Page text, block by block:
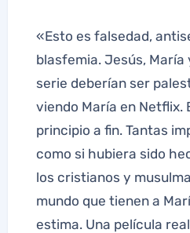
«Esto es falsedad,
blasfemia. Jesús, María
serie deberían ser
viendo María en Netflix.
principio a fin. Tantas
como si hubiera sido
los cristianos y
mundo que tienen a
estima. Una película